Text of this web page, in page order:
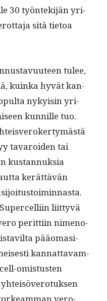
30 työn­tek­i­jän yri­
sitä tietoa
tulee,
kuin­ka hyvät kan­
nyky­isin yri­
kun­nille tuo.
tavaroiden tai
kus­tan­nuk­sia
kerät­tävän
liit­tyvä
perit­ti­in nimeno­
pääo­masi­
kan­nat­tavam­
omis­tusten